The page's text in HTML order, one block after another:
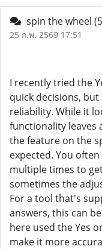
spin the wheel
25 ก.พ. 2569 17:51
I recently tried the
quick decisions,
reliability. While it
functionality leaves
the feature on the
expected. You
multiple times to
sometimes the
For a tool that's
answers, this can
here used the Yes
make it more